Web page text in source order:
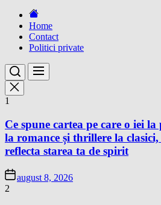
Home
Contact
Politici private
1
Ce spune cartea pe care o iei
la romance și thrillere la clasici,
reflecta starea ta de spirit
august 8, 2026
2